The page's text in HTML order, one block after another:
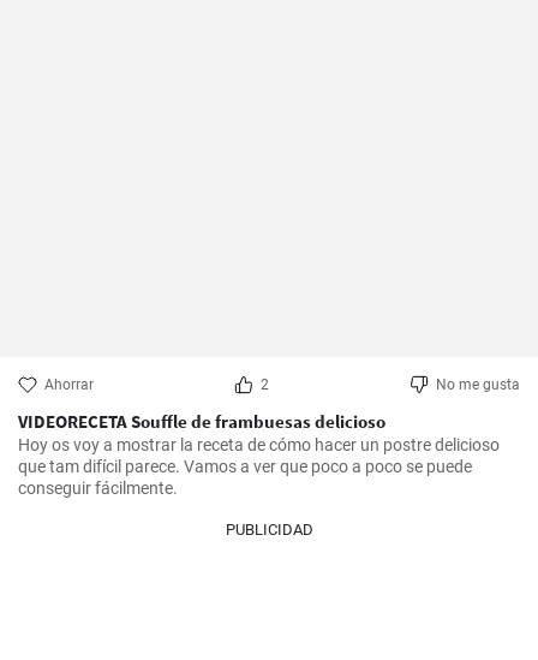
Ahorrar 2 No me gusta
VIDEORECETA Souffle de frambuesas delicioso
Hoy os voy a mostrar la receta de cómo hacer un postre delicioso
que tam difícil parece. Vamos a ver que poco a poco se puede
conseguir fácilmente.
PUBLICIDAD